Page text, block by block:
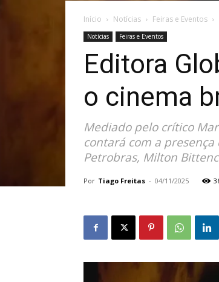
Início Notícias Feiras e Eventos
Notícias Feiras e Eventos
Editora
o cinema
Mediado pelo crítico
contará com a
Petrobras, Milton
Por Tiago Freitas - 04/11/2025